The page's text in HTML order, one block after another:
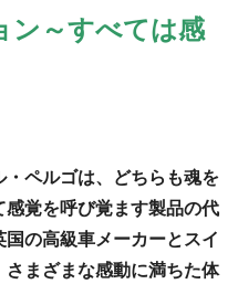
ン～すべては感
ペルゴは、どちらも魂を
覚を呼び覚ます製品の代
の高級車メーカーとスイ
まざまな感動に満ちた体